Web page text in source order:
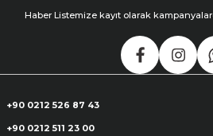
Haber Listemize kayıt olarak
+90 0212 526 87 43
+90 0212 511 23 00